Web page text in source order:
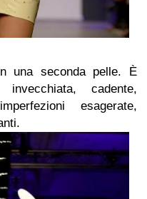
una seconda pelle. È
cadente,
esagerate,